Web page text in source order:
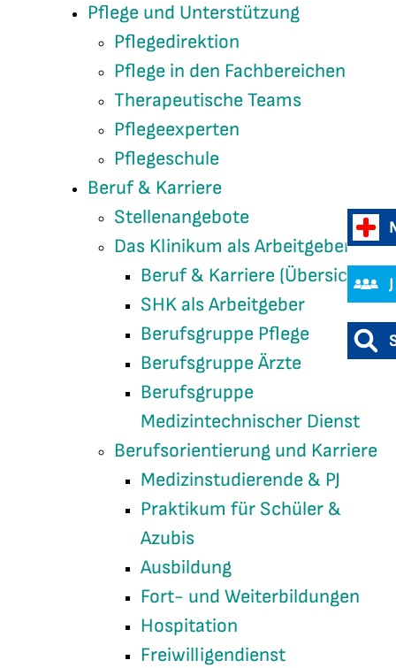
Pflege und Unterstützung
Pflegedirektion
Pflege in den Fachbereichen
Therapeutische Teams
Pflegeexperten
Pflegeschule
Beruf & Karriere
Stellenangebote
Das Klinikum als Arbeitgeber
Beruf & Karriere (Übersicht)
SHK als Arbeitgeber
Berufsgruppe Pflege
Berufsgruppe Ärzte
Berufsgruppe
Medizintechnischer Dienst
Berufsorientierung und Karriere
Medizinstudierende & PJ
Praktikum für Schüler &
Azubis
Ausbildung
Fort- und Weiterbildungen
Hospitation
Freiwilligendienst